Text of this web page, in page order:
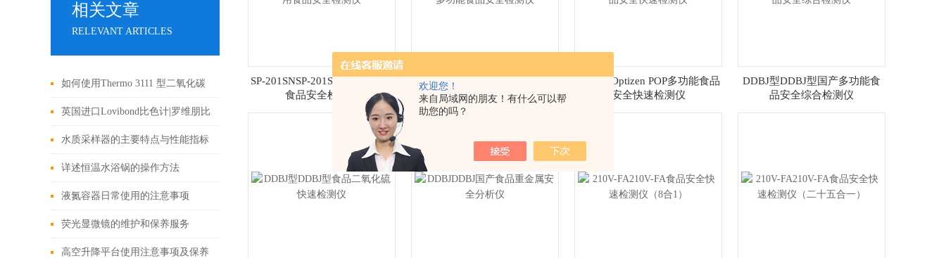
欢迎您！
来自局域网的朋友！有什么可以帮
助您的吗？
相关文章
RELEVANT ARTICLES
如何使用Thermo 3111 型二氧化碳
培养箱
英国进口Lovibond比色计|罗维朋比
色计|总氯余氯比色计|色度仪上海
旦鼎021-61640167
水质采样器的主要特点与性能指标
详述恒温水浴锅的操作方法
液氮容器日常使用的注意事项
荧光显微镜的维护和保养服务
高空升降平台使用注意事项及保养
SP-201SNSP-201SN型国产家用
食品安全检测仪
SP-201SN型SP-201SN型国产多
功能食品安全检测仪
OptizenOptizen POP多功能食品
安全快速检测仪
DDBJ型DDBJ型国产多功能食
品安全综合检测仪